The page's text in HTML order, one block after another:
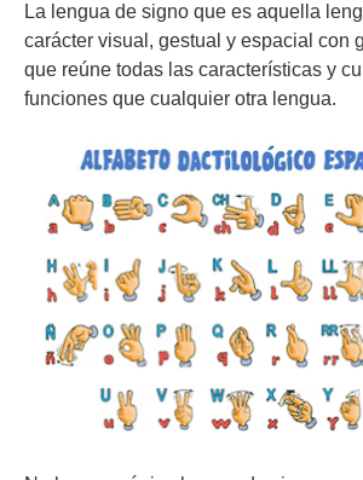
La lengua de signo que es aquella
carácter visual, gestual y espacial con
que reúne todas las características y
funciones que cualquier otra lengua.